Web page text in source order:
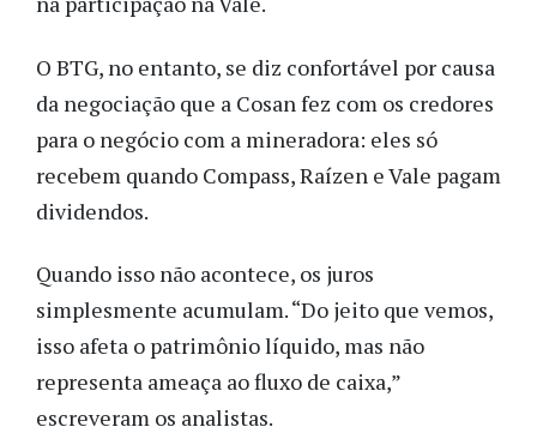
O BTG, no entanto, se diz confortável por causa
da negociação que a Cosan fez com os credores
para o negócio com a mineradora: eles só
recebem quando Compass, Raízen e Vale pagam
dividendos.
Quando isso não acontece, os juros
simplesmente acumulam. “Do jeito que vemos,
isso afeta o patrimônio líquido, mas não
representa ameaça ao fluxo de caixa,”
escreveram os analistas.